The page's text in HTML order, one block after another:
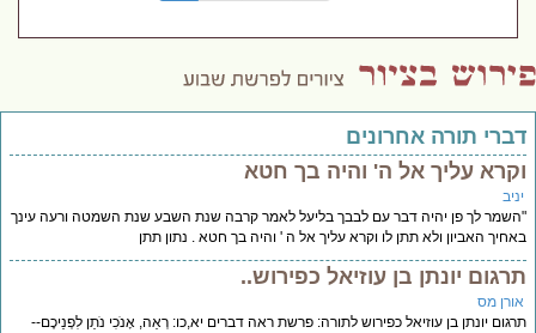
דברי תורה אחרונים
וקרא עליך אל ה' והיה בך חטא
יניב
"השמר לך פן יהיה דבר עם לבבך בליעל לאמר קרבה שנת השבע שנת השמטה ורעה עינך
באחיך האביון ולא תתן לו וקרא עליך אל ה ' והיה בך חטא . נתון תתן
תרגום יונתן בן עוזיאל כפירוש..
אורן מס
תרגום יונתן בן עוזיאל כפירוש לתורה: פרשת ראה דברים יא,כו: רְאֵה, אָנֹכִי נֹתֵן לִפְנֵיכֶם--